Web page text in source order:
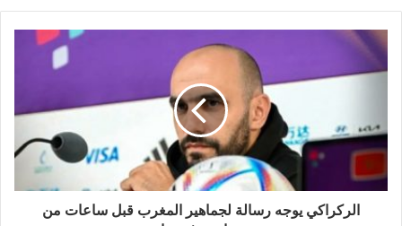
الركراكي يوجه رسالة لجماهير المغرب قبل ساعات من